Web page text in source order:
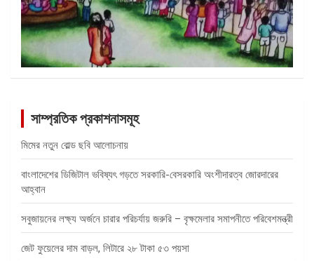
সাম্প্রতিক প্রকাশনাসমূহ
মিমের নতুন বোল্ড ছবি আলোচনায়
বাংলাদেশের ডিজিটাল ভবিষ্যৎ গড়তে সরকারি-বেসরকারি অংশীদারত্ব জোরদারের
আহ্বান
সবুজায়নের লক্ষ্য অর্জনে চারার পরিচর্যায় জরুরি – বৃক্ষমেলার সমাপনীতে পরিবেশমন্ত্রী
জেট ফুয়েলের দাম বাড়ল, লিটারে ২৮ টাকা ৫৩ পয়সা